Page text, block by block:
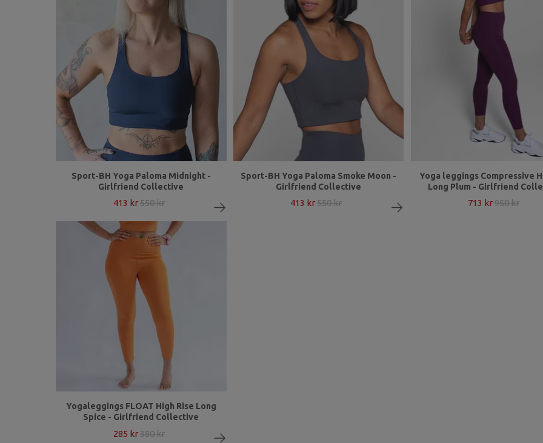
Sport-BH Yoga Paloma Midnight -
Girlfriend Collective
413 kr 550 kr
Sport-BH Yoga Paloma Smoke Moon -
Girlfriend Collective
413 kr 550 kr
Yoga leggings Compressive
Long Plum - Girlfriend
713 kr950 kr
Yogaleggings FLOAT High Rise Long
Spice - Girlfriend Collective
285 kr 380 kr